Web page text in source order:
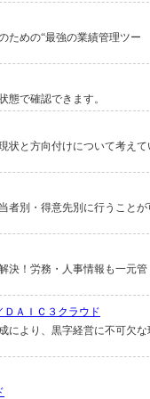
ための“最強の業績管理ツー
態で確認できます。
状と方向付けについて考えて
者別・得意先別に行うことが
決！労務・人事情報も一元管
ＡＩＣ３クラウド
により、黒字経営に不可欠な